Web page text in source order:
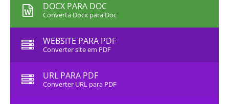
DOCX PARA DOC
Converta Docx para Doc
WEBSITE PARA PDF
Converter site em PDF
URL PARA PDF
Converter URL para PDF